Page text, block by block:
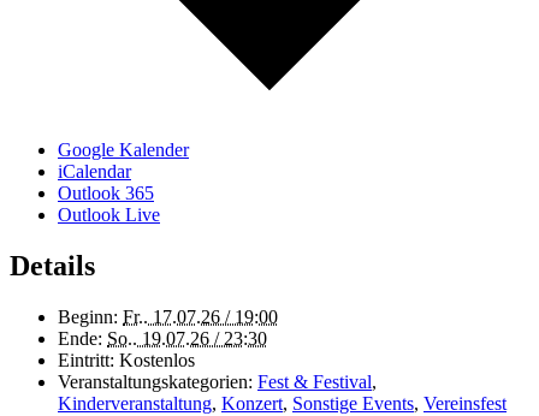
Google Kalender
iCalendar
Outlook 365
Outlook Live
Details
Beginn: Fr.. 17.07.26 / 19:00
Ende: So.. 19.07.26 / 23:30
Eintritt: Kostenlos
Veranstaltungskategorien: Fest & Festival,
Kinderveranstaltung, Konzert, Sonstige Events, Vereinsfest